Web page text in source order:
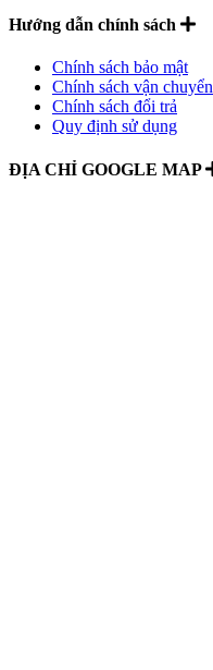
Hướng dẫn chính sách
Chính sách bảo mật
Chính sách vận chuyển
Chính sách đổi trả
Quy định sử dụng
ĐỊA CHỈ GOOGLE MAP